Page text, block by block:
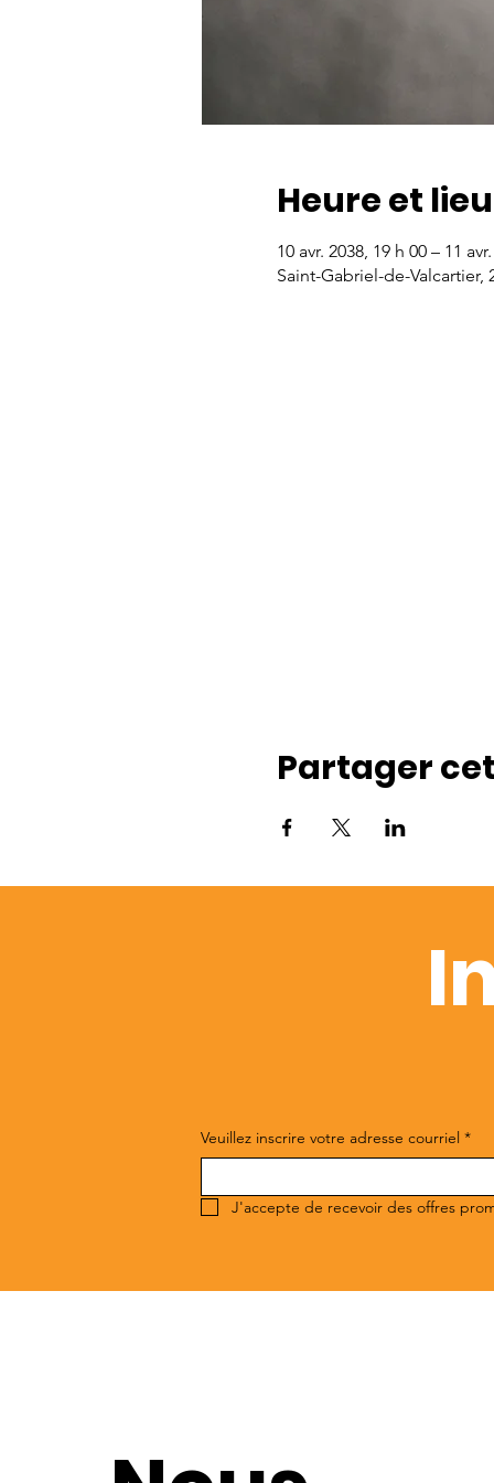
Heure et lieu
10 avr. 2038, 19 h 00 – 11
Saint-Gabriel-de-Valcartier,
Partager
Veuillez inscrire votre adresse courriel *
J'accepte de recevoir des offres